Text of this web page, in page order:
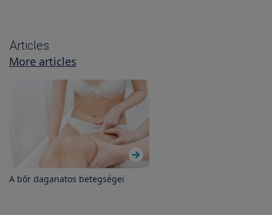
Articles
More articles
A bőr daganatos betegségei